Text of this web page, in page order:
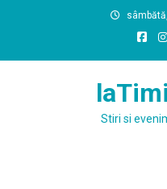
Stiri si